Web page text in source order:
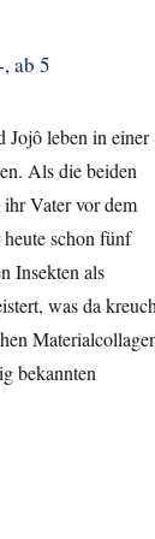
ab 5
leben in einer
Als die beiden
Vater vor dem
schon fünf
Insekten als
was da
bekannten